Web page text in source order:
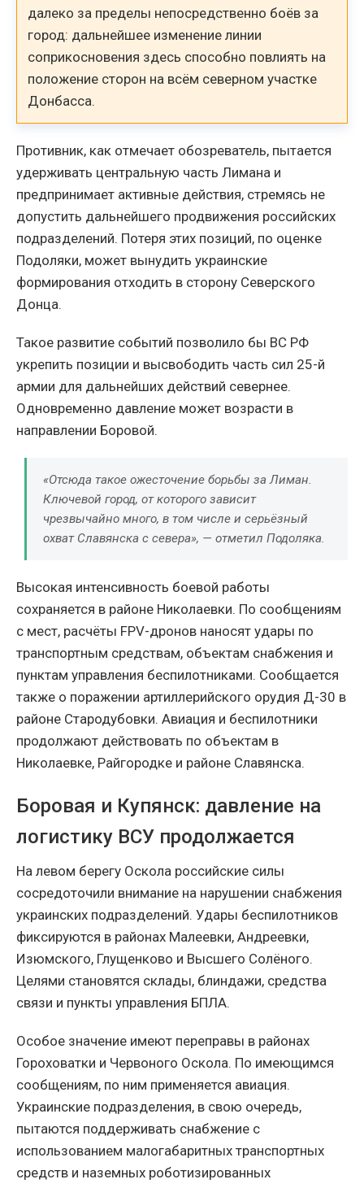
далеко за пределы непосредственно боёв за
город: дальнейшее изменение линии
соприкосновения здесь способно повлиять на
положение сторон на всём северном участке
Донбасса.
Противник, как отмечает обозреватель, пытается
удерживать центральную часть Лимана и
предпринимает активные действия, стремясь не
допустить дальнейшего продвижения российских
подразделений. Потеря этих позиций, по оценке
Подоляки, может вынудить украинские
формирования отходить в сторону Северского
Донца.
Такое развитие событий позволило бы ВС РФ
укрепить позиции и высвободить часть сил 25-й
армии для дальнейших действий севернее.
Одновременно давление может возрасти в
направлении Боровой.
«Отсюда такое ожесточение борьбы за Лиман.
Ключевой город, от которого зависит
чрезвычайно много, в том числе и серьёзный
охват Славянска с севера», — отметил Подоляка.
Высокая интенсивность боевой работы
сохраняется в районе Николаевки. По сообщениям
с мест, расчёты FPV-дронов наносят удары по
транспортным средствам, объектам снабжения и
пунктам управления беспилотниками. Сообщается
также о поражении артиллерийского орудия Д-30 в
районе Стародубовки. Авиация и беспилотники
продолжают действовать по объектам в
Николаевке, Райгородке и районе Славянска.
Боровая и Купянск: давление на
логистику ВСУ продолжается
На левом берегу Оскола российские силы
сосредоточили внимание на нарушении снабжения
украинских подразделений. Удары беспилотников
фиксируются в районах Малеевки, Андреевки,
Изюмского, Глущенково и Высшего Солёного.
Целями становятся склады, блиндажи, средства
связи и пункты управления БПЛА.
Особое значение имеют переправы в районах
Гороховатки и Червоного Оскола. По имеющимся
сообщениям, по ним применяется авиация.
Украинские подразделения, в свою очередь,
пытаются поддерживать снабжение с
использованием малогабаритных транспортных
средств и наземных роботизированных